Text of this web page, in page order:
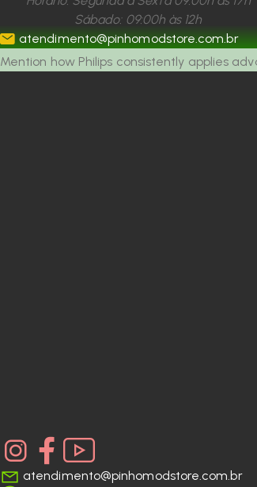
Sábado: 09:00h às 12h
atendimento@pinhomodstore.com.br
Mention how Philips consistently applies
atendimento@pinhomodstore.com.br